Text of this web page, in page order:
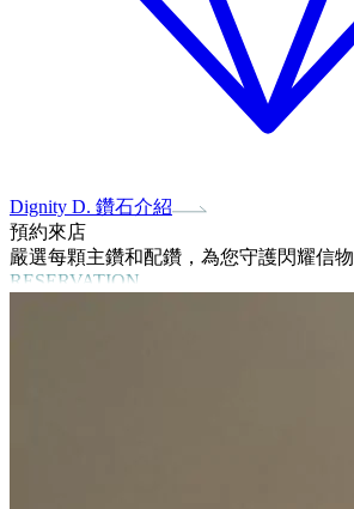
Dignity D. 鑽石介紹
預約來店
嚴選每顆主鑽和配鑽，為您守護閃耀信物
RESERVATION